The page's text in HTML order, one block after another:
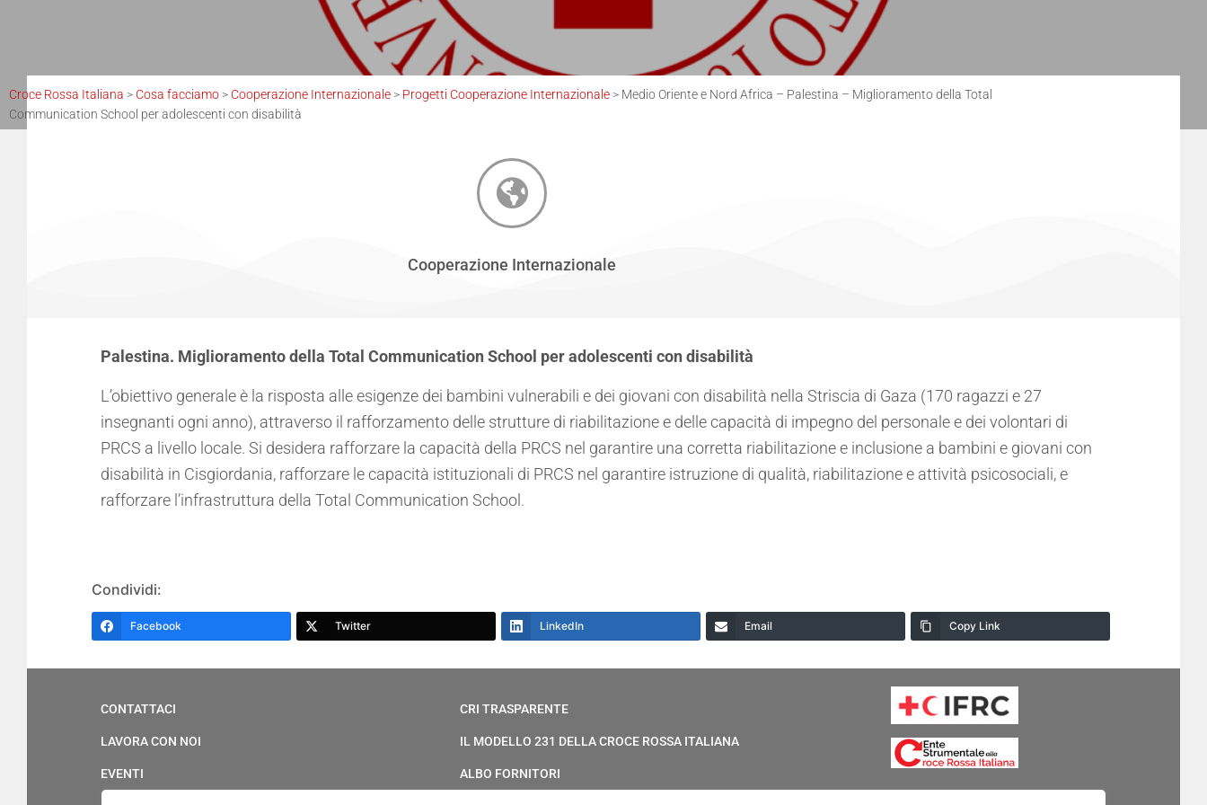
Croce Rossa Italiana > Cosa facciamo > Cooperazione Internazionale > Progetti Cooperazione Internazionale > Medio Oriente e Nord Africa – Palestina – Miglioramento della Total
Communication School per adolescenti con disabilità
Cooperazione Internazionale
Palestina. Miglioramento della Total Communication School per adolescenti con disabilità
L’obiettivo generale è la risposta alle esigenze dei bambini vulnerabili e dei giovani con disabilità nella Striscia di Gaza (170 ragazzi e 27
insegnanti ogni anno), attraverso il rafforzamento delle strutture di riabilitazione e delle capacità di impegno del personale e dei volontari di
PRCS a livello locale. Si desidera rafforzare la capacità della PRCS nel garantire una corretta riabilitazione e inclusione a bambini e giovani con
disabilità in Cisgiordania, rafforzare le capacità istituzionali di PRCS nel garantire istruzione di qualità, riabilitazione e attività psicosociali, e
rafforzare l’infrastruttura della Total Communication School.
Condividi:
Facebook Twitter LinkedIn Email Copy Link
CONTATTACI
LAVORA CON NOI
EVENTI
CRI TRASPARENTE
IL MODELLO 231 DELLA CROCE ROSSA ITALIANA
ALBO FORNITORI